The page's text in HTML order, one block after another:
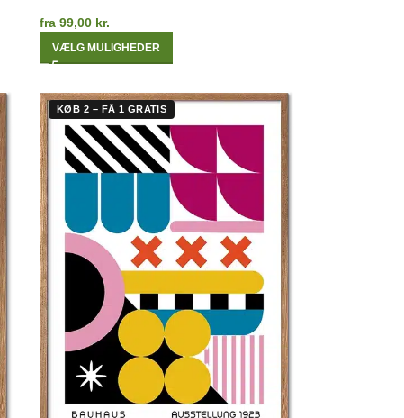
fra 99,00 kr.
VÆLG MULIGHEDER
KØB 2 – FÅ 1 GRATIS